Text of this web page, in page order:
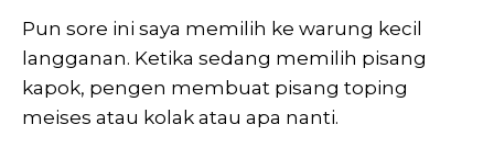
Pun sore ini saya memilih ke warung kecil
langganan. Ketika sedang memilih pisang
kapok, pengen membuat pisang toping
meises atau kolak atau apa nanti.